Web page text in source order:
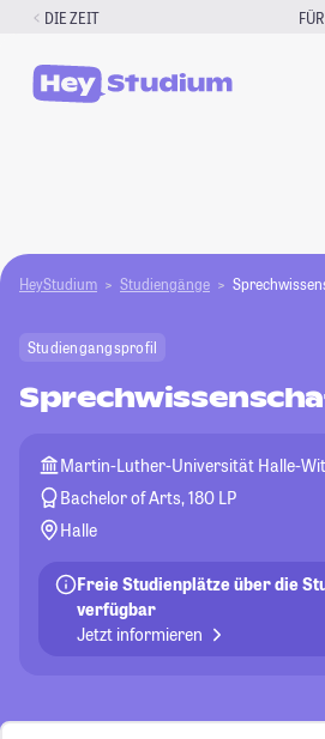
Zum
springen
DIE ZEIT
HeyStudium Studiengänge
Studiengangsprofil
Martin-Luther-Universität Halle-
Bachelor of Arts, 180 LP
Halle
Freie Studienplätze über die
verfügbar
Jetzt informieren